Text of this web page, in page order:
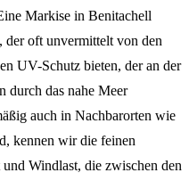
Markise in Benitachell
der oft unvermittelt von den
UV-Schutz bieten, der an der
durch das nahe Meer
auch in Nachbarorten wie
kennen wir die feinen
Windlast, die zwischen den